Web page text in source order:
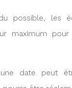
possible, les
maximum
date peut